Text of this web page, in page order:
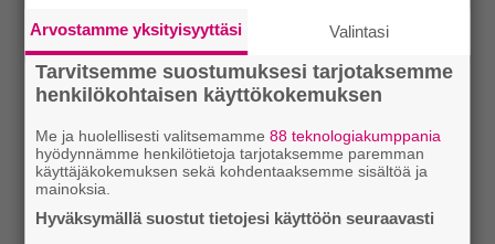
Arvostamme yksityisyyttäsi Valintasi
Tarvitsemme suostumuksesi tarjotaksemme
henkilökohtaisen käyttökokemuksen
Me ja huolellisesti valitsemamme88 teknologiakumppania
hyödynnämme henkilötietoja tarjotaksemme paremman
käyttäjäkokemuksen sekä kohdentaaksemme sisältöä ja
mainoksia.
Hyväksymällä suostut tietojesi käyttöön seuraavasti